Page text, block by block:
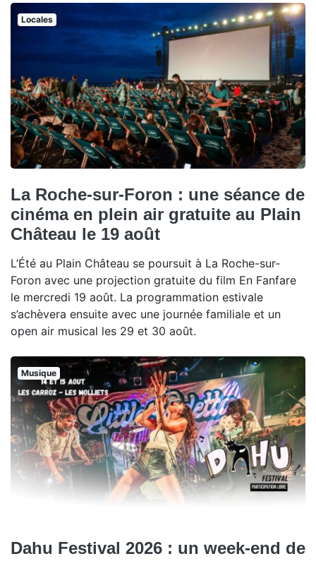
Locales
La Roche-sur-Foron : une séance de
cinéma en plein air gratuite au Plain
Château le 19 août
L’Été au Plain Château se poursuit à La Roche-sur-
Foron avec une projection gratuite du film En Fanfare
le mercredi 19 août. La programmation estivale
s’achèvera ensuite avec une journée familiale et un
open air musical les 29 et 30 août.
Musique
Dahu Festival 2026 : un week-end de